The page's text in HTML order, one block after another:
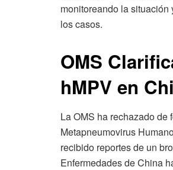
monitoreando la
los casos.
OMS
hMPV en
La OMS ha rechazado
Metapneumovirus
recibido reportes de un
Enfermedades de China